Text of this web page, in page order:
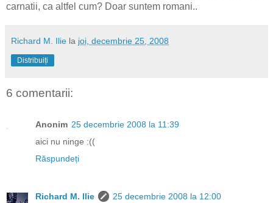
carnatii, ca altfel cum? Doar suntem romani..
Richard M. Ilie la joi, decembrie 25, 2008
Distribuiți
6 comentarii:
Anonim 25 decembrie 2008 la 11:39
aici nu ninge :((
Răspundeți
Richard M. Ilie
25 decembrie 2008 la 12:00